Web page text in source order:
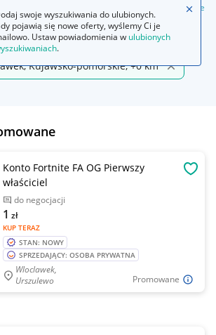
Wydania cyfrowe
cyfrowe
Kujawsko-pomorskie, +0 km
Promowane
Konto Fortnite FA OG Pierwszy
właściciel
do negocjacji
KUP TERAZ
1 zł
STAN: NOWY
SPRZEDAJĄCY: OSOBA PRYWATNA
Wloclawek,
Urszulewo
swoje wyszukiwania do ulubionych.
pojawią się nowe oferty, wyślemy Ci je
Ustaw powiadomienia w ulubionych
.